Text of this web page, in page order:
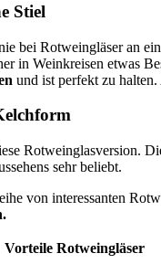
Stiel
bei Rotweingläser an
in Weinkreisen etwas
und ist perfekt zu
Rotweinglasversion.
sehr beliebt.
von interessanten
Vorteile Rotweingläser